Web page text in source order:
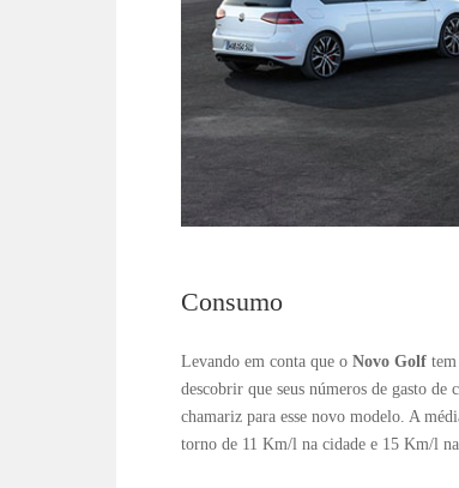
Consumo
Levando em conta que oNovo Golftem
descobrir que seus números de gasto de
chamariz para esse novo modelo. A
torno de 11 Km/l na cidade e 15 Km/l na